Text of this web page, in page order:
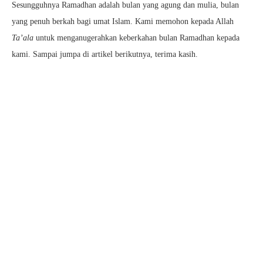
Sesungguhnya Ramadhan adalah bulan yang agung dan mulia, bulan
yang penuh berkah bagi umat Islam. Kami memohon kepada Allah
Ta’ala untuk menganugerahkan keberkahan bulan Ramadhan kepada
kami. Sampai jumpa di artikel berikutnya, terima kasih.